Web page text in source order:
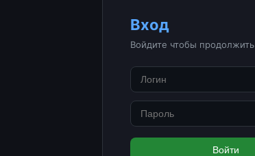
Вход
Войдите чтобы продолжить
Войти